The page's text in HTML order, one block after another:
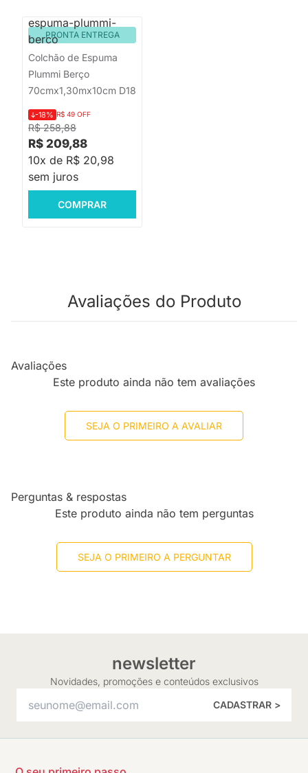
PRONTA ENTREGA
Colchão de Espuma
Plummi Berço
70cmx1,30mx10cm D18
R$ 258,88
-18% R$ 49 OFF
R$ 209,88
10x de R$ 20,98
sem juros
COMPRAR
Avaliações do Produto
Avaliações
Este produto ainda não tem avaliações
SEJA O PRIMEIRO A AVALIAR
Perguntas & respostas
Este produto ainda não tem perguntas
SEJA O PRIMEIRO A PERGUNTAR
newsletter
Novidades, promoções e conteúdos exclusivos
CADASTRAR >